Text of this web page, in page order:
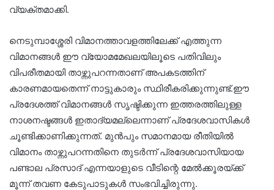
വ്യക്തമാക്കി.
നെടുമ്പാശ്ശേരി വിമാനത്താവളത്തിലേക്ക് എത്തുന്ന
വിമാനങ്ങൾ ഈ വ്യോമമേഖലയിലൂടെ പതിവിലും
വിപരീതമായി താഴ്ന്നുപറന്നതാണ് അപകടത്തിന്
കാരണമായതെന്ന് നാട്ടുകാരും സ്ഥിരീകരിക്കുന്നുണ്ട്.ഈ
പ്രദേശത്ത് വിമാനങ്ങൾ സൃഷ്ടിക്കുന്ന ഇത്തരത്തിലുള്ള
നാശനഷ്ടങ്ങൾ ഇതാദ്യമല്ലെന്നാണ് പ്രദേശവാസികൾ
ചൂണ്ടിക്കാണിക്കുന്നത്. മുൻപും സമാനമായ രീതിയിൽ
വിമാനം താഴ്ന്നുപറന്നതിനെ തുടർന്ന് പ്രദേശവാസിയായ
പണ്ടാല പ്രസാദ് എന്നയാളുടെ വീടിന്റെ മേൽക്കൂരയ്ക്ക്
മൂന്ന് തവണ കേടുപാടുകൾ സംഭവിച്ചിരുന്നു.